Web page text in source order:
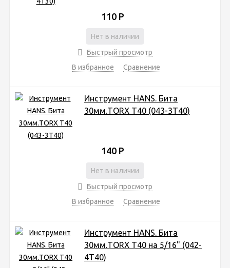
110 Р
Нет в наличии
Быстрый просмотр
В избранное
Сравнение
Инструмент HANS. Бита
30мм.TORX T40 (043-3Т40)
140 Р
Нет в наличии
Быстрый просмотр
В избранное
Сравнение
Инструмент HANS. Бита
30мм.TORX T40 на 5/16" (042-
4Т40)